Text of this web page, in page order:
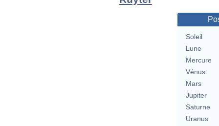
Soleil
Lune
Mercure
Vénus
Mars
Jupiter
Saturne
Uranus